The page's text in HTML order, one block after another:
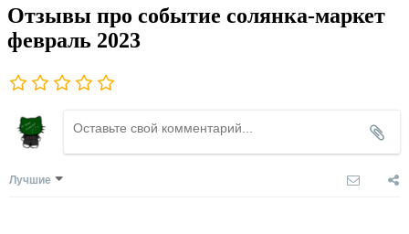
Отзывы про событие солянка-маркет
февраль 2023
Лучшие